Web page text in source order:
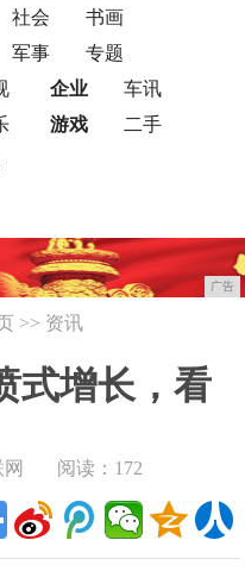
社会
书画
军事
专题
企业
车讯
游戏
二手
广告
>> 资讯
式增长，看
二春？
阅读：172